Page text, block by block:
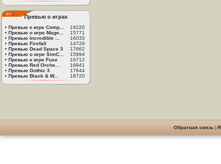
Превью о играх
• Превью к игре Comp...
19220
• Превью о игре Mage...
15771
• Превью Incredible ...
16033
• Превью Firefall
14729
• Превью Dead Space 3
17662
• Превью о игре SimC...
15994
• Превью к игре Fuse
16712
• Превью Red Orche...
16941
• Превью Gothic 3
17644
• Превью Black & W... 18720
Обратная связь